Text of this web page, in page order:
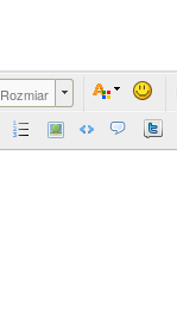
Rozmiar